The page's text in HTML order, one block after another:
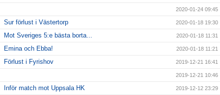
2020-01-24 09:45
Sur förlust i Västertorp 2020-01-18 19:30
Mot Sveriges 5:e bästa borta... 2020-01-18 11:31
Emina och Ebba! 2020-01-18 11:21
Förlust i Fyrishov 2019-12-21 16:41
2019-12-21 10:46
Inför match mot Uppsala HK 2019-12-12 23:29